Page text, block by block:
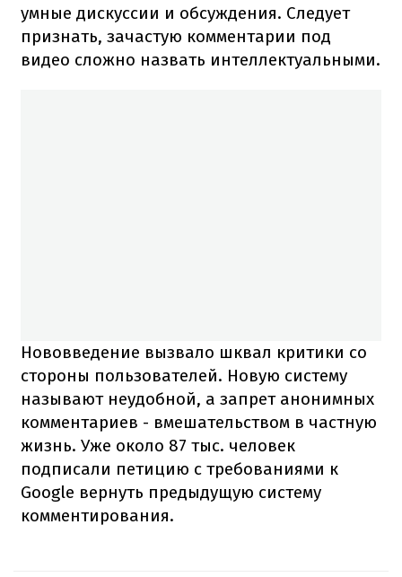
умные дискуссии и обсуждения. Следует
признать, зачастую комментарии под
видео сложно назвать интеллектуальными.
Нововведение вызвало шквал критики со
стороны пользователей. Новую систему
называют неудобной, а запрет анонимных
комментариев - вмешательством в частную
жизнь. Уже около 87 тыс. человек
подписали петицию с требованиями к
Google вернуть предыдущую систему
комментирования.